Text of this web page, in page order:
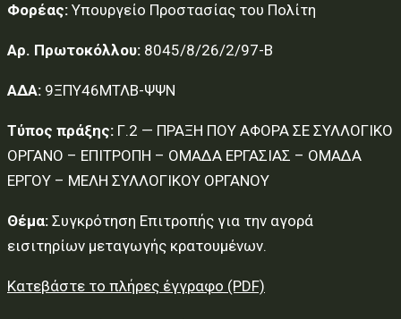
Φορέας: Υπουργείο Προστασίας του Πολίτη
Αρ. Πρωτοκόλλου: 8045/8/26/2/97-Β
ΑΔΑ: 9ΞΠΥ46ΜΤΛΒ-ΨΨΝ
Τύπος πράξης: Γ.2 — ΠΡΑΞΗ ΠΟΥ ΑΦΟΡΑ ΣΕ ΣΥΛΛΟΓΙΚΟ
ΟΡΓΑΝΟ – ΕΠΙΤΡΟΠΗ – ΟΜΑΔΑ ΕΡΓΑΣΙΑΣ – ΟΜΑΔΑ
ΕΡΓΟΥ – ΜΕΛΗ ΣΥΛΛΟΓΙΚΟΥ ΟΡΓΑΝΟΥ
Θέμα: Συγκρότηση Επιτροπής για την αγορά
εισιτηρίων μεταγωγής κρατουμένων.
Κατεβάστε το πλήρες έγγραφο (PDF)